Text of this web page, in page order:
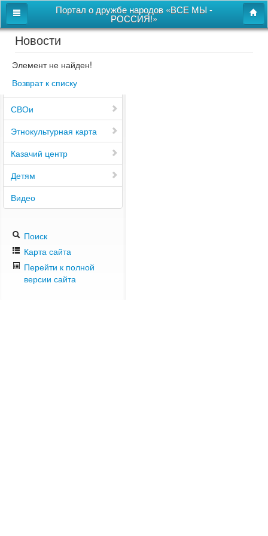
Портал о дружбе народов «ВСЕ МЫ -
РОССИЯ!»
Главная
Дом дружбы народов
Новости
СВОи
Этнокультурная карта
Казачий центр
Детям
Видео
Поиск
Карта сайта
Перейти к полной
версии сайта
Новости
Элемент не найден!
Возврат к списку